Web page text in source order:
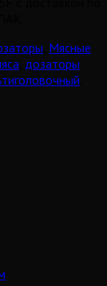
Мясные
дозаторы